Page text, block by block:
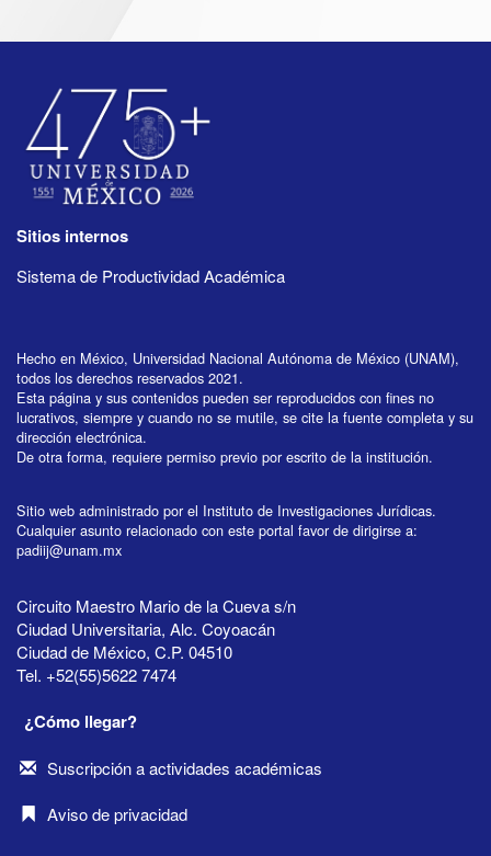
Sitios internos
Sistema de Productividad Académica
Hecho en México, Universidad Nacional Autónoma de México (UNAM),
todos los derechos reservados 2021.
Esta página y sus contenidos pueden ser reproducidos con fines no
lucrativos, siempre y cuando no se mutile, se cite la fuente completa y su
dirección electrónica.
De otra forma, requiere permiso previo por escrito de la institución.
Sitio web administrado por el Instituto de Investigaciones Jurídicas.
Cualquier asunto relacionado con este portal favor de dirigirse a:
padiij@unam.mx
Circuito Maestro Mario de la Cueva s/n
Ciudad Universitaria, Alc. Coyoacán
Ciudad de México, C.P. 04510
Tel. +52(55)5622 7474
¿Cómo llegar?
Suscripción a actividades académicas
Aviso de privacidad